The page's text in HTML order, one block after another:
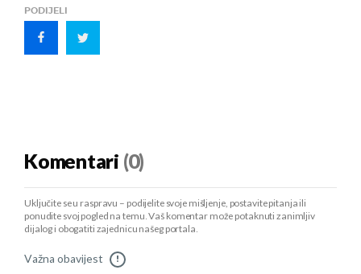
PODIJELI
Komentari (0)
Uključite se u raspravu – podijelite svoje mišljenje, postavite pitanja ili
ponudite svoj pogled na temu. Vaš komentar može potaknuti zanimljiv
dijalog i obogatiti zajednicu našeg portala.
Važna obavijest !